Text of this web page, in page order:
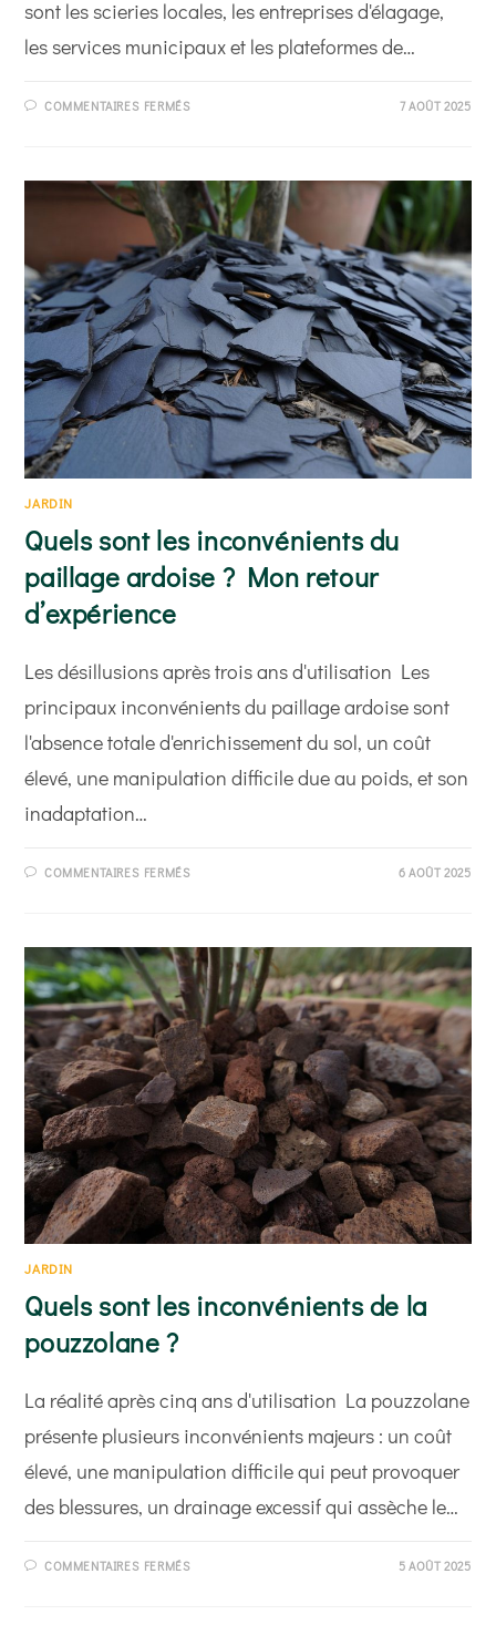
sont les scieries locales, les entreprises d'élagage,
les services municipaux et les plateformes de…
COMMENTAIRES FERMÉSSUR
DE
BOIS
GRATUITS
?
MES
BONNES
ADRESSES
7 AOÛT 2025
JARDIN
Quels sont les inconvénients du
paillage ardoise ? Mon retour
d’expérience
Les désillusions après trois ans d'utilisation Les
principaux inconvénients du paillage ardoise sont
l'absence totale d'enrichissement du sol, un coût
élevé, une manipulation difficile due au poids, et son
inadaptation…
COMMENTAIRES FERMÉSSUR
DU
PAILLAGE
ARDOISE
MON
RETOUR
D’EXPÉRIENCE
6 AOÛT 2025
JARDIN
Quels sont les inconvénients de la
pouzzolane ?
La réalité après cinq ans d'utilisation La pouzzolane
présente plusieurs inconvénients majeurs : un coût
élevé, une manipulation difficile qui peut provoquer
des blessures, un drainage excessif qui assèche le…
COMMENTAIRES FERMÉSSUR 5 AOÛT 2025